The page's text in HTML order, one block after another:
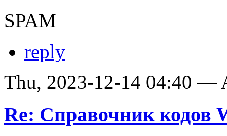
SPAM
reply
Thu, 2023-12-14 04:40 —
Re: Справочник кодов